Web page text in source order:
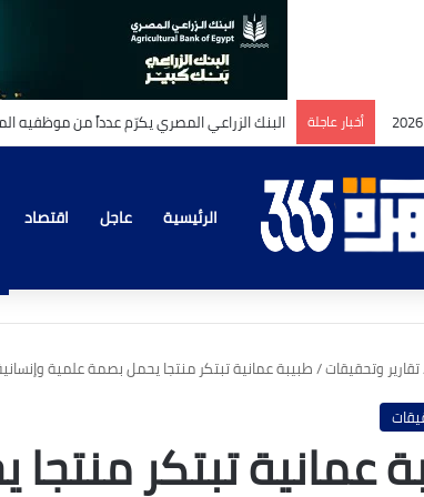
أخبار عاجلة
الرئيسية عاجل اقتصاد
تقارير وتحقيقات/طبيبة عمانية تبتكر منتجا يحمل بصمة علمية
عمانية تبتكر